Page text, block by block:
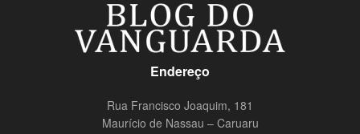
Endereço
Rua Francisco Joaquim, 181
Maurício de Nassau – Caruaru